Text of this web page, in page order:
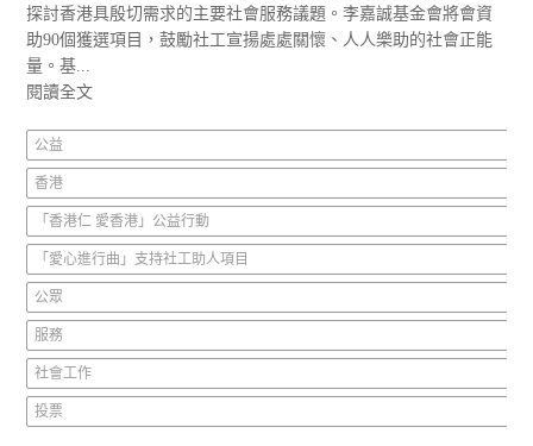
探討香港具殷切需求的主要社會服務議題。李嘉誠基金會將會資
助90個獲選項目，鼓勵社工宣揚處處關懷、人人樂助的社會正能
量。基...
閱讀全文
公益
香港
「香港仁 愛香港」公益行動
「愛心進行曲」支持社工助人項目
公眾
服務
社會工作
投票